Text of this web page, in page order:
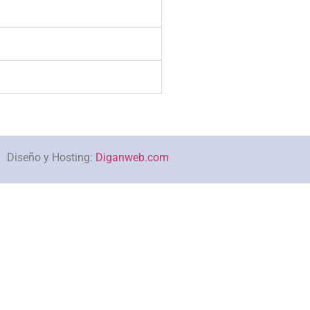
Diseño y Hosting: Diganweb.com